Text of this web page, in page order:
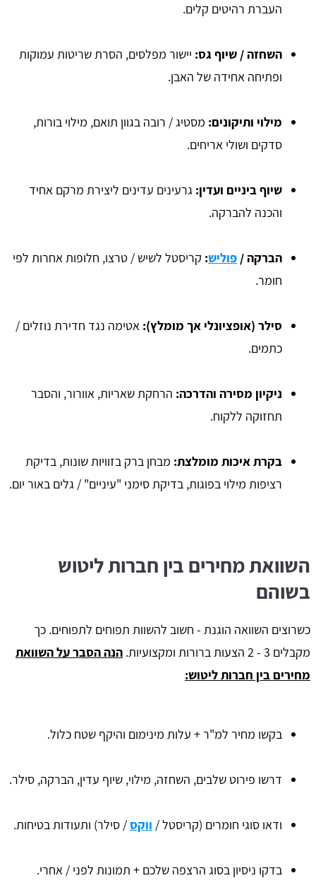
העברת רהיטים קלים.
השחזה / שיוף גס: יישור מפלסים, הסרת שריטות עמוקות
ופתיחה אחידה של האבן.
מילוי ותיקונים: מסטיג / רובה בגוון תואם, מילוי בורות,
סדקים ושולי אריחים.
שיוף ביניים ועדין: גרעינים עדינים ליצירת מרקם אחיד
והכנה להברקה.
הברקה / פוליש: קריסטל לשיש / טרצו, חלופות אחרות לפי
חומר.
סילר (אופציונלי אך מומלץ): אטימה נגד חדירת נוזלים /
כתמים.
ניקיון מסירה והדרכה: הרחקת שאריות, אוורור, והסבר
תחזוקה ללקוח.
בקרת איכות מומלצת: מבחן ברק בזוויות שונות, בדיקת
רציפות מילוי בפוגות, בדיקת סימני "עיניים" / גלים באור יום.
השוואת מחירים בין חברות ליטוש
בשוהם
כשרוצים השוואה הוגנת - חשוב להשוות תפוחים לתפוחים. כך
מקבלים 3 - 2 הצעות ברורות ומקצועיות.
הנה הסבר על השוואת
מחירים בין חברות ליטוש:
בקשו מחיר למ"ר + עלות מינימום והיקף שטח כלול.
דרשו פירוט שלבים, השחזה, מילוי, שיוף עדין, הברקה, סילר.
ודאו סוגי חומרים (קריסטל / ווקס/ סילר) ותעודות בטיחות.
בדקו ניסיון בסוג הרצפה שלכם + תמונות לפני / אחרי.